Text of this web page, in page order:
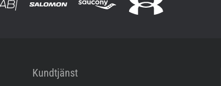
Kundtjänst